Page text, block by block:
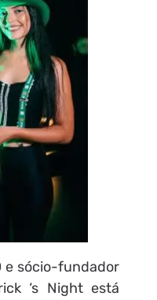
e sócio-fundador
‘s Night está